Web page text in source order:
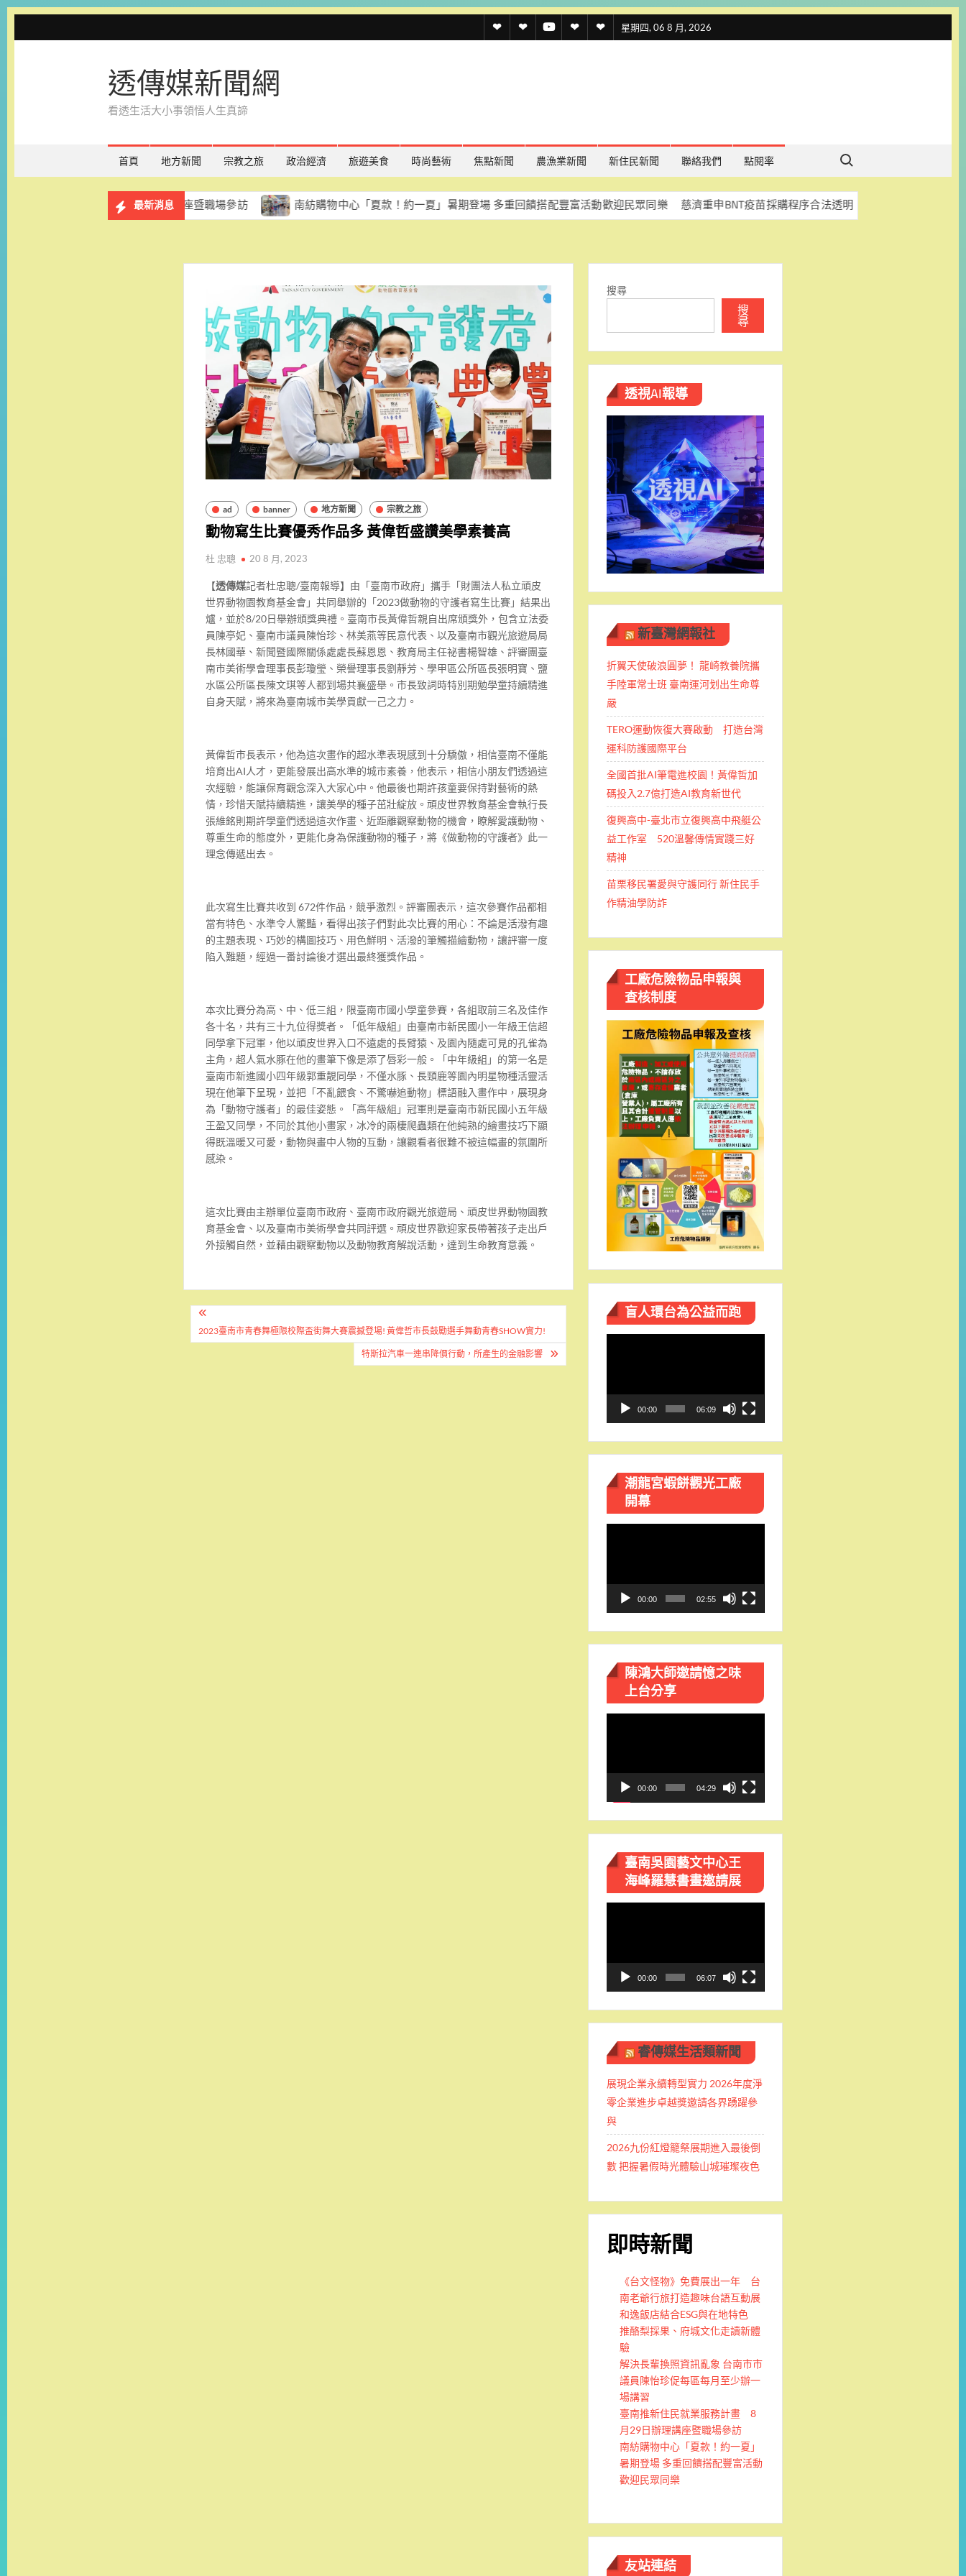
to
星期四, 06 8 月, 2026
透 透
名
透 聯 官
透傳媒新聞網
看透生活大小事領悟人生真諦
首頁 地方新聞 宗教之旅 政治經濟 旅遊美食 時尚藝術 焦點新聞 農漁業新聞 新住民新聞 聯絡我們 點閱率
Search for:
最新消息
務計畫 8月29日辦理講座暨職場參訪 南紡購物中心「夏款！約一夏」暑期登場 多重回饋搭配豐富活動歡迎民眾同樂 慈濟重申BNT疫苗採購程序合法透明 盼司法釐清真相
ad banner 地方新聞 宗教之旅
動物寫生比賽優秀作品多 黃偉哲盛讚美學素養高
杜 忠聰 20 8 月, 2023
【透傳媒記者杜忠聰/臺南報導】由「臺南市政府」攜手「財團法人私立頑皮
世界動物園教育基金會」共同舉辦的「2023做動物的守護者寫生比賽」結果出
爐，並於8/20日舉辦頒獎典禮。臺南市長黃偉哲親自出席頒獎外，包含立法委
員陳亭妃、臺南市議員陳怡珍、林美燕等民意代表、以及臺南市觀光旅遊局局
長林國華、新聞暨國際關係處處長蘇恩恩、教育局主任祕書楊智雄、評審團臺
南市美術學會理事長彭瓊瑩、榮譽理事長劉靜芳、學甲區公所區長張明寶、鹽
水區公所區長陳文琪等人都到場共襄盛舉。市長致詞時特別期勉學童持續精進
自身天賦，將來為臺南城市美學貢獻一己之力。
黃偉哲市長表示，他為這次畫作的超水準表現感到十分驕傲，相信臺南不僅能
培育出AI人才，更能發展出高水準的城市素養，他表示，相信小朋友們透過這
次經驗，能讓保育觀念深入大家心中。他最後也期許孩童要保持對藝術的熱
情，珍惜天賦持續精進，讓美學的種子茁壯綻放。頑皮世界教育基金會執行長
張維銘則期許學童們透過這次作畫、近距離觀察動物的機會，瞭解愛護動物、
尊重生命的態度外，更能化身為保護動物的種子，將《做動物的守護者》此一
理念傳遞出去。
此次寫生比賽共收到 672件作品，競爭激烈。評審團表示，這次參賽作品都相
當有特色、水準令人驚豔，看得出孩子們對此次比賽的用心：不論是活潑有趣
的主題表現、巧妙的構圖技巧、用色鮮明、活潑的筆觸描繪動物，讓評審一度
陷入難題，經過一番討論後才選出最終獲獎作品。
本次比賽分為高、中、低三組，限臺南市國小學童參賽，各組取前三名及佳作
各十名，共有三十九位得獎者。「低年級組」由臺南市新民國小一年級王信超
同學拿下冠軍，他以頑皮世界入口不遠處的長臂猿、及園內隨處可見的孔雀為
主角，超人氣水豚在他的畫筆下像是添了唇彩一般。「中年級組」的第一名是
臺南市新進國小四年級郭重靚同學，不僅水豚、長頸鹿等園內明星物種活靈活
現在他筆下呈現，並把「不亂餵食、不驚嚇追動物」標語融入畫作中，展現身
為「動物守護者」的最佳姿態。「高年級組」冠軍則是臺南市新民國小五年級
王盈又同學，不同於其他小畫家，冰冷的兩棲爬蟲類在他純熟的繪畫技巧下顯
得既溫暖又可愛，動物與畫中人物的互動，讓觀看者很難不被這幅畫的氛圍所
感染。
這次比賽由主辦單位臺南市政府、臺南市政府觀光旅遊局、頑皮世界動物園教
育基金會、以及臺南市美術學會共同評選。頑皮世界歡迎家長帶著孩子走出戶
外接觸自然，並藉由觀察動物以及動物教育解說活動，達到生命教育意義。
文
章2023臺南市青春舞極限校際盃街舞大賽震撼登場! 黃偉哲市長鼓勵選手舞動青春SHOW實力!
特斯拉汽車一連串降價行動，所產生的金融影響
搜尋
搜
尋
透視AI報導
新臺灣網報社
折翼天使破浪圓夢！ 龍崎教養院攜
手陸軍常士班 ​臺南運河划出生命尊
嚴
TERO運動恢復大賽啟動 打造台灣
運科防護國際平台
全國首批AI筆電進校園！黃偉哲加
碼投入2.7億打造AI教育新世代
復興高中-臺北市立復興高中飛艇公
益工作室 520溫馨傳情實踐三好
精神
苗栗移民署愛與守護同行 新住民手
作精油學防詐
工廠危險物品申報與
查核制度
盲人環台​為公益而跑
放
00:00 06:09
潮龍宮蝦餅觀光工廠
開幕
00:00 02:55
陳鴻大師邀請憶之味
上台分享
放
00:00 04:29
臺南吳園藝文中心王
海峰羅慧書畫邀請展
00:00 06:07
睿傳媒生活類新聞
展現企業永續轉型實力 2026年度淨
零企業進步卓越獎邀請各界踴躍參
與
2026九份紅燈籠祭展期進入最後倒
數 把握暑假時光體驗山城璀璨夜色
即時新聞
《台文怪物》免費展出一年 台
南老爺行旅打造趣味台語互動展
和逸飯店結合ESG與在地特色
推酪梨採果、府城文化走讀新體
驗
解決長輩換照資訊亂象 台南市市
議員陳怡珍促每區每月至少辦一
場講習
臺南推新住民就業服務計畫 8
月29日辦理講座暨職場參訪
南紡購物中心「夏款！約一夏」
暑期登場 多重回饋搭配豐富活動
歡迎民眾同樂
友站連結